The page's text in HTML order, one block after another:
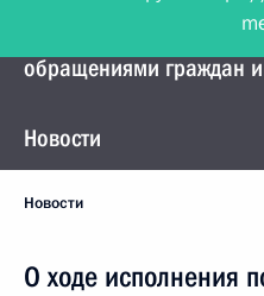
Управление Президента
обращениями граждан
Новости
Новости
О ходе исполнения